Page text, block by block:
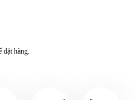
đặt hàng.